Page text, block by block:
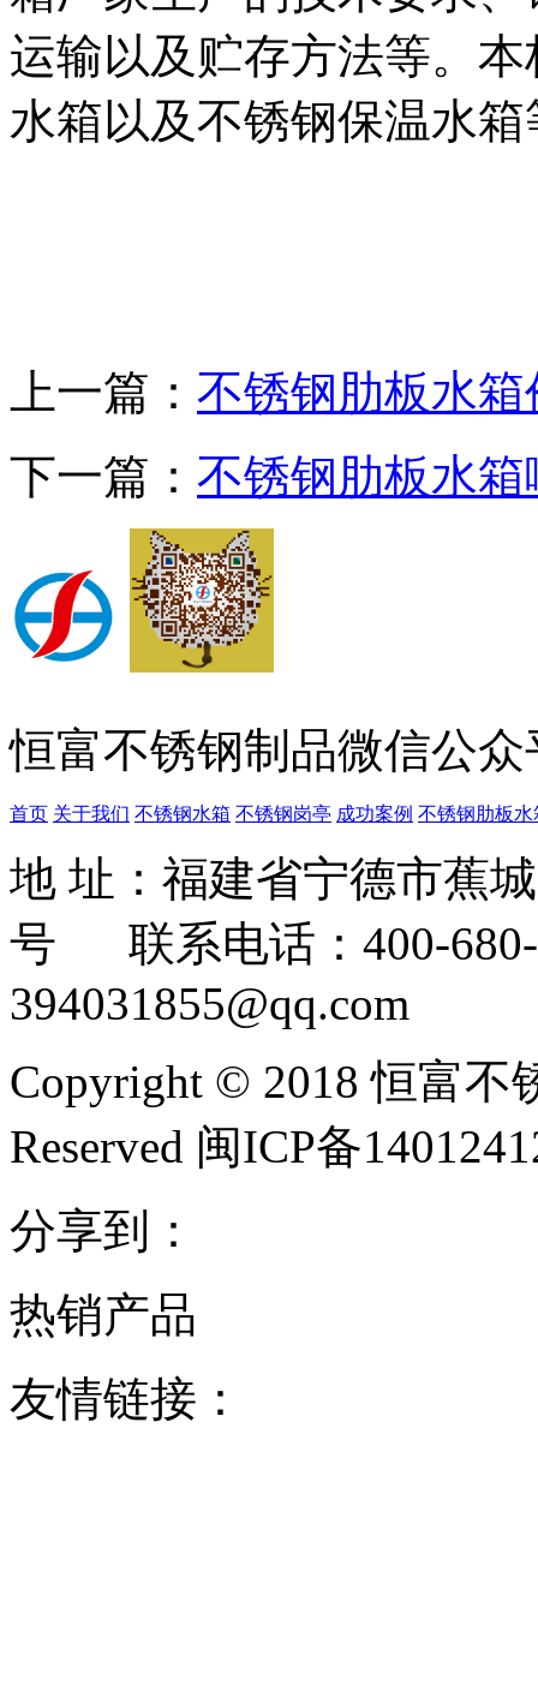
运输以及贮存方法等。
水箱以及不锈钢保温水箱
上一篇： 不锈钢肋板水箱
下一篇： 不锈钢肋板水箱
恒富不锈钢制品微信公众
首页 关于我们 不锈钢水箱 不锈钢岗亭 成功案例 不锈钢肋板水
地 址：福建省宁德市蕉
号 联系电话：400-
394031855@qq.com
Copyright © 2018 恒富不
Reserved 闽ICP备
分享到：
热销产品
友情链接：